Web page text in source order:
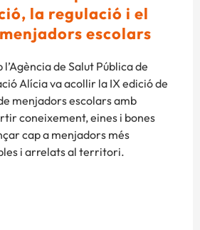
la regulació i el
escolars
de Salut Pública de
Alícia va acollir la IX edició de
menjadors escolars amb
coneixement, eines i bones
cap a menjadors més
i arrelats al territori.